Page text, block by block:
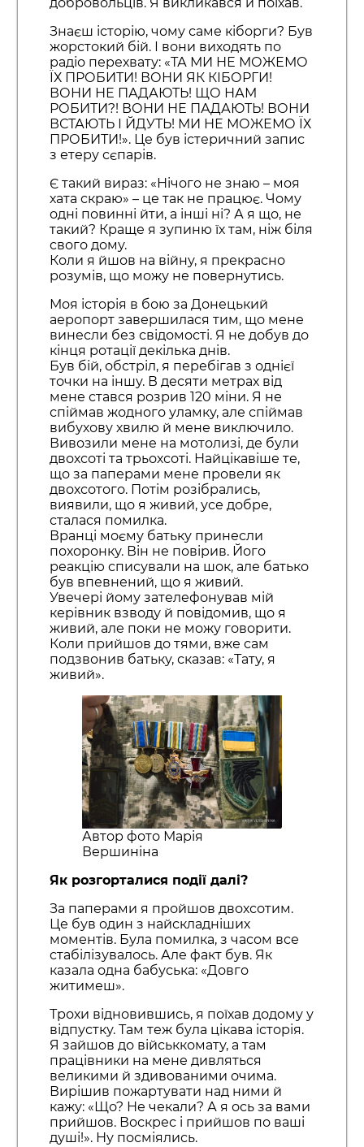
Знаєш історію, чому саме кіборги? Був
жорстокий бій. І вони виходять по
радіо перехвату: «ТА МИ НЕ МОЖЕМО
ЇХ ПРОБИТИ! ВОНИ ЯК КІБОРГИ!
ВОНИ НЕ ПАДАЮТЬ! ЩО НАМ
РОБИТИ?! ВОНИ НЕ ПАДАЮТЬ! ВОНИ
ВСТАЮТЬ І ЙДУТЬ! МИ НЕ МОЖЕМО ЇХ
ПРОБИТИ!». Це був істеричний запис
з етеру сєпарів.
Є такий вираз: «Нічого не знаю – моя
хата скраю» – це так не працює. Чому
одні повинні йти, а інші ні? А я що, не
такий? Краще я зупиню їх там, ніж біля
свого дому.
Коли я йшов на війну, я прекрасно
розумів, що можу не повернутись.
Моя історія в бою за Донецький
аеропорт завершилася тим, що мене
винесли без свідомості. Я не добув до
кінця ротації декілька днів.
Був бій, обстріл, я перебігав з однієї
точки на іншу. В десяти метрах від
мене стався розрив 120 міни. Я не
спіймав жодного уламку, але спіймав
вибухову хвилю й мене виключило.
Вивозили мене на мотолизі, де були
двохсоті та трьохсоті. Найцікавіше те,
що за паперами мене провели як
двохсотого. Потім розібрались,
виявили, що я живий, усе добре,
сталася помилка.
Вранці моєму батьку принесли
похоронку. Він не повірив. Його
реакцію списували на шок, але батько
був впевнений, що я живий.
Увечері йому зателефонував мій
керівник взводу й повідомив, що я
живий, але поки не можу говорити.
Коли прийшов до тями, вже сам
подзвонив батьку, сказав: «Тату, я
живий».
Автор фото Марія
Вершиніна
Як розгорталися події далі?
За паперами я пройшов двохсотим.
Це був один з найскладніших
моментів. Була помилка, з часом все
стабілізувалось. Але факт був. Як
казала одна бабуська: «Довго
житимеш».
Трохи відновившись, я поїхав додому у
відпустку. Там теж була цікава історія.
Я зайшов до військкомату, а там
працівники на мене дивляться
великими й здивованими очима.
Вирішив пожартувати над ними й
кажу: «Що? Не чекали? А я ось за вами
прийшов. Воскрес і прийшов по ваші
душі!». Ну посміялись.